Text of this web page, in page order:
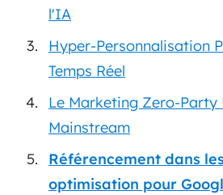
l'IA
Hyper-Personnalisation
Temps Réel
Le Marketing Zero-Party
Mainstream
Référencement dans
optimisation pour